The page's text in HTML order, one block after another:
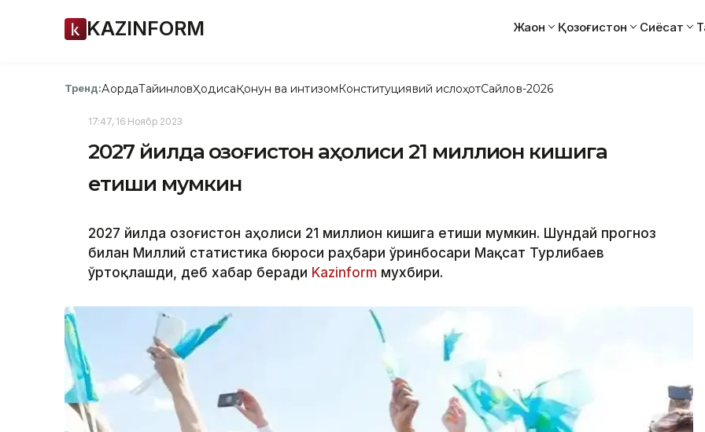
KAZINFORM Жаҳон Қозоғистон Сиёсат
Тренд:АқордаТайинловҲодисаҚонун ва интизомКонституциявий ислоҳотСайлов-2026
17:47, 16 Ноябр 2023
2027 йилда Қозоғистон аҳолиси 21 миллион кишига
етиши мумкин
2027 йилда Қозоғистон аҳолиси 21 миллион кишига етиши мумкин. Шундай прогноз
билан Миллий статистика бюроси раҳбари ўринбосари Мақсат Турлибаев
ўртоқлашди, деб хабар беради Kazinform мухбири.